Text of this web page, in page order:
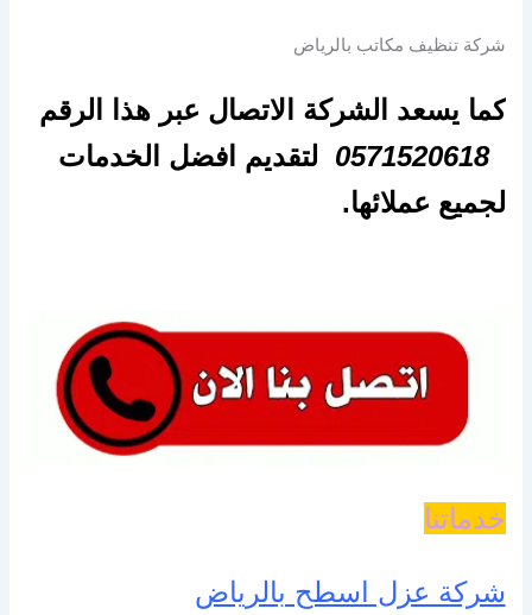
شركة تنظيف مكاتب بالرياض
كما يسعد الشركة الاتصال عبر هذا الرقم
0571520618 لتقديم افضل الخدمات
لجميع عملائها.
خدماتنا
شركة عزل اسطح بالرياض